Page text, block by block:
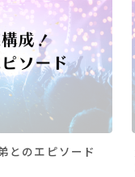
とのエピソード